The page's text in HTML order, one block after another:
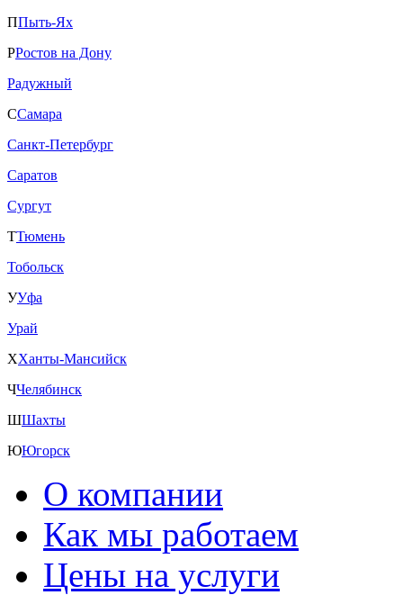
ППыть-Ях
РРостов на Дону
Радужный
ССамара
Санкт-Петербург
Саратов
Сургут
ТТюмень
Тобольск
УУфа
Урай
ХХанты-Мансийск
ЧЧелябинск
ШШахты
ЮЮгорск
О компании
Как мы работаем
Цены на услуги